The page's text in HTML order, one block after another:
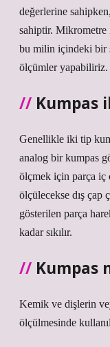
değerlerine
sahiptir.
bu milin içindeki bir
ölçümler yapabiliriz.
Kumpas
Genellikle iki tip
analog bir kumpas
ölçmek için parça iç
ölçülecekse dış çap
gösterilen parça
kadar sıkılır.
Kumpas
Kemik ve dişlerin
ölçülmesinde